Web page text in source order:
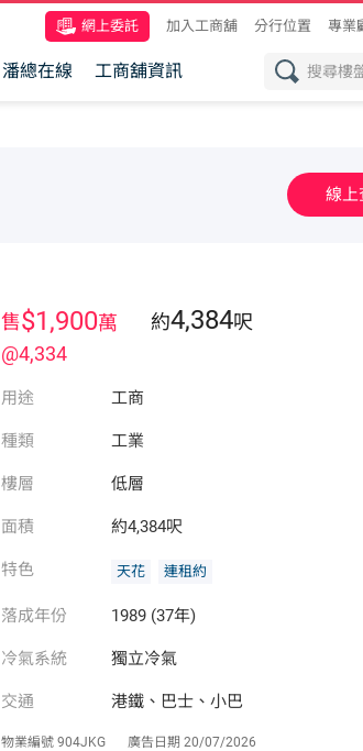
網上委託 加入工商舖 分行位置 專業
潘總在線 工商舖資訊
線上
售$1,900萬
@4,334
約4,384呎
用途 工商
種類 工業
樓層 低層
面積 約4,384呎
特色 天花 連租約
落成年份 1989 (37年)
冷氣系統 獨立冷氣
交通 港鐵、巴士、小巴
物業編號 904JKG 廣告日期 20/07/2026